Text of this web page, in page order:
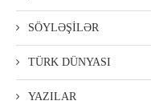
SÖYLƏŞİLƏR
TÜRK DÜNYASI
YAZILAR